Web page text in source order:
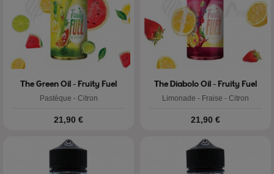
The Green Oil - Fruity Fuel
Pastèque - Citron
Prix
21,90 €
The Diabolo Oil - Fruity Fuel
Limonade - Fraise - Citron
Prix
21,90 €